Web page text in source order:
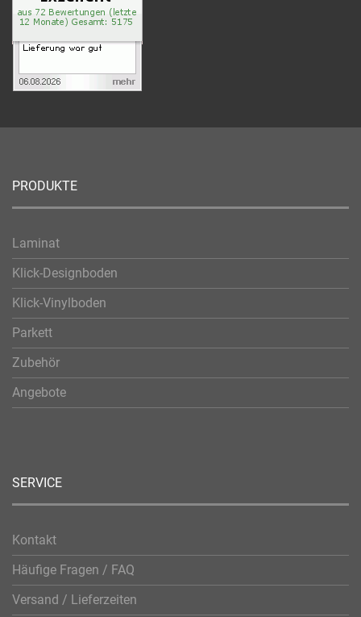
PRODUKTE
Laminat
Klick-Designboden
Klick-Vinylboden
Parkett
Zubehör
Angebote
SERVICE
Kontakt
Häufige Fragen / FAQ
Versand / Lieferzeiten